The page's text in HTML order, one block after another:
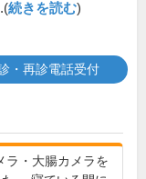
続きを読む)
・再診電話受付
ラ・大腸カメラを